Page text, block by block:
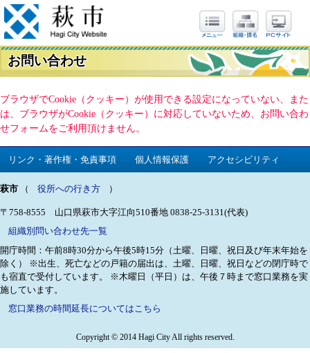
お問い合わせ
ブラウザでCookie（クッキー）が使用できる設定になっていない、また
は、ブラウザがCookie（クッキー）に対応していないため、お問い合わ
せフォームをご利用頂けません。
リンク・著作権・免責事項 個人情報保護 アクセシビリティ
萩市 （ 役所への行き方 ）
〒758-8555 山口県萩市大字江向510番地 0838-25-3131(代表)
組織別問い合わせ先一覧
開庁時間：午前8時30分から午後5時15分（土曜、日曜、祝日及び年末年始を
除く）
※出生、死亡などの戸籍の届出は、土曜、日曜、祝日などの閉庁時で
も宿直で受付しています。
※木曜日（平日）は、午後７時まで窓口業務を実
施しています。
窓口業務の時間延長についてはこちら
Copyright © 2014 Hagi City All rights reserved.